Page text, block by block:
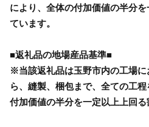
により、全体の付加価値の半分
ています。
■返礼品の地場産品基準■
※当該返礼品は玉野市内の工場
ら、縫製、梱包まで、全ての工
付加価値の半分を一定以上上回る